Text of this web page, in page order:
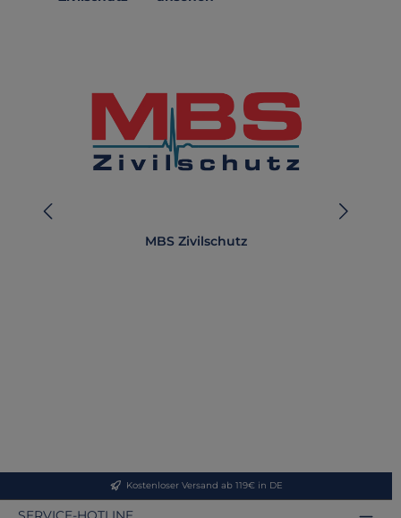
MBS Zivilschutz
Kostenloser Versand ab 119€ in DE